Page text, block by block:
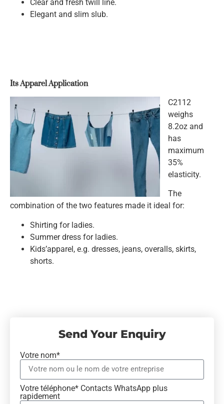
Clear and fresh twill line.
Elegant and slim slub.
Its Apparel Application
C2112
weighs
8.2oz and
has
maximum
35%
elasticity.
The
combination of the two features made it ideal for:
Shirting for ladies.
Summer dress for ladies.
Kids’apparel, e.g. dresses, jeans, overalls, skirts,
shorts.
Send Your Enquiry
Votre nom*
Votre téléphone* Contacts WhatsApp plus
rapidement